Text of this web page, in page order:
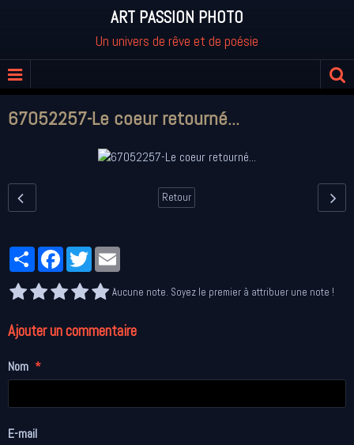
ART PASSION PHOTO
Un univers de rêve et de poésie
67052257-Le coeur retourné...
Retour
PartagerFacebookTwitter
Aucune note. Soyez le premier à attribuer une note !
Ajouter un commentaire
Nom
E-mail